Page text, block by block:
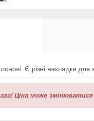
Є різні накладки для
Ціна може